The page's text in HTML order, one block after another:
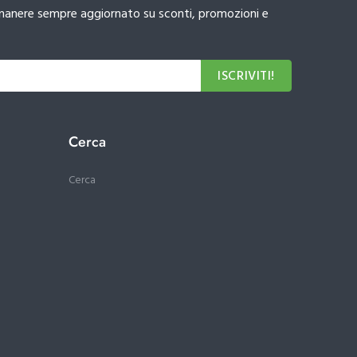
sempre aggiornato su sconti, promozioni e
ISCRIVITI!
Cerca
Cerca